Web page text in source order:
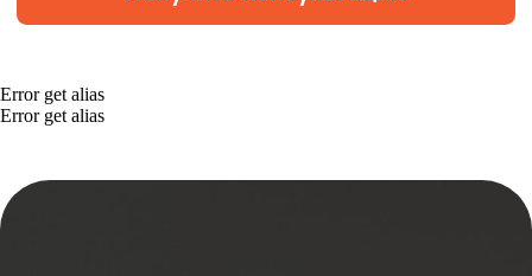
Error get alias
Error get alias